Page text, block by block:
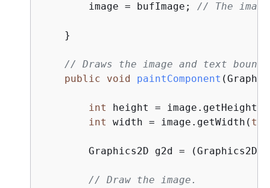
        image = bufImage;
// The
    }
// Draws the image and text
public
void paintComponent
int height = image.getHeight(
int
width = image.getWidth(
Graphics2D g2d =
// Draw the image.